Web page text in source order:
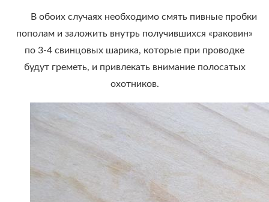
В обоих случаях необходимо смять пивные пробки
пополам и заложить внутрь получившихся «раковин»
по 3-4 свинцовых шарика, которые при проводке
будут греметь, и привлекать внимание полосатых
охотников.